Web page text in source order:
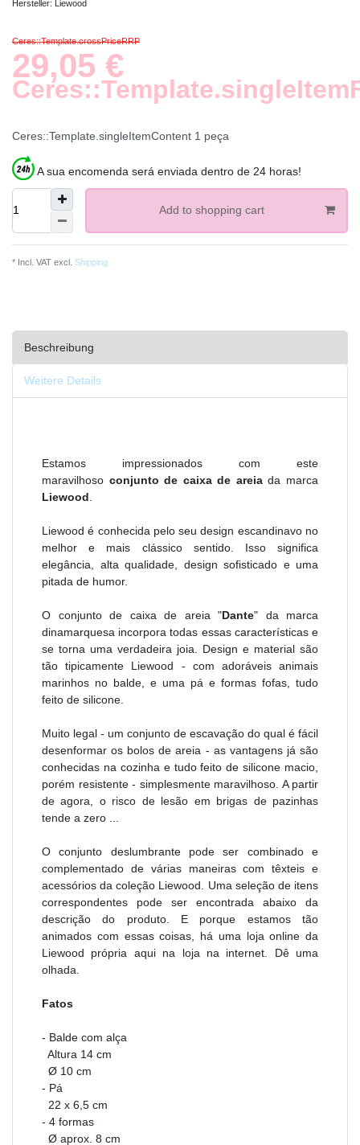
Hersteller: Liewood
Ceres::Template.crossPriceRRP
29,05 €
Ceres::Template.singleItemContent 1 peça
A sua encomenda será enviada dentro de 24 horas!
Add to shopping cart
* Incl. VAT excl. Shipping
Beschreibung
Weitere Details
Estamos impressionados com este
maravilhoso conjunto de caixa de areiada marca
Liewood
Liewood é conhecida pelo seu design escandinavo no
melhor e mais clássico sentido. Isso significa
elegância, alta qualidade, design sofisticado e uma
pitada de humor.
O conjunto de caixa de areia "Dante" da marca
dinamarquesa incorpora todas essas características e
se torna uma verdadeira joia. Design e material são
tão tipicamente Liewood - com adoráveis animais
marinhos no balde, e uma pá e formas fofas, tudo
feito de silicone.
Muito legal - um conjunto de escavação do qual é fácil
desenformar os bolos de areia - as vantagens já são
conhecidas na cozinha e tudo feito de silicone macio,
porém resistente - simplesmente maravilhoso. A partir
de agora, o risco de lesão em brigas de pazinhas
tende a zero ...
O conjunto deslumbrante pode ser combinado e
complementado de várias maneiras com têxteis e
acessórios da coleção Liewood. Uma seleção de itens
correspondentes pode ser encontrada abaixo da
descrição do produto. E porque estamos tão
animados com essas coisas, há uma loja online da
Liewood própria aqui na loja na internet. Dê uma
olhada.
Fatos
- Balde com alça
Altura 14 cm
Ø 10 cm
- Pá
22 x 6,5 cm
- 4 formas
Ø aprox. 8 cm